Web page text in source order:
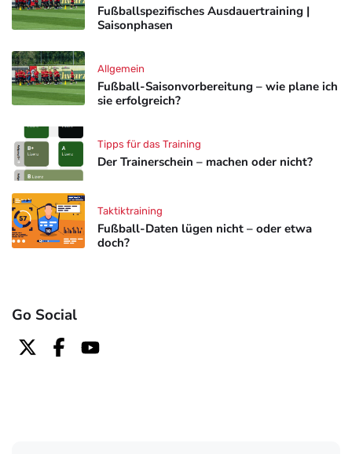
Fußballspezifisches Ausdauertraining |
Saisonphasen
Fußball-Saisonvorbereitung – wie plane ich
sie erfolgreich?
Allgemein
Der Trainerschein – machen oder nicht?
Tipps für das Training
Fußball-Daten lügen nicht – oder etwa
doch?
Taktiktraining
Go Social